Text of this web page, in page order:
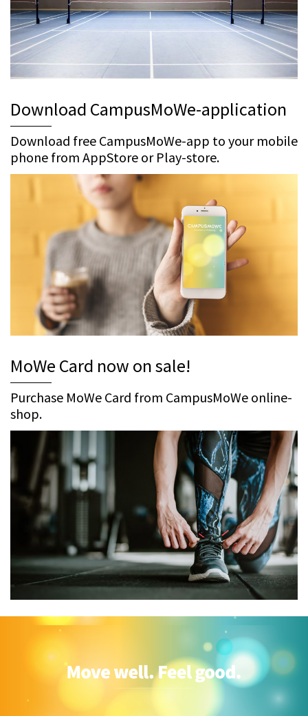
Download CampusMoWe-application
Download free CampusMoWe-app to your mobile
phone from AppStore or Play-store.
MoWe Card now on sale!
Purchase MoWe Card from CampusMoWe online-
shop.